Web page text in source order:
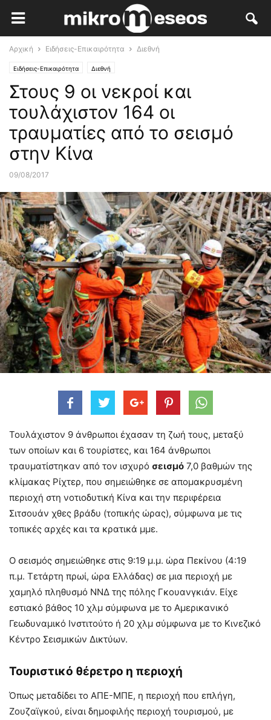
Αρχική Ειδήσεις-Επικαιρότητα Διεθνή
Ειδήσεις-Επικαιρότητα Διεθνή
Στους 9 οι νεκροί και
τουλάχιστον 164 οι
τραυματίες από το σεισμό
στην Κίνα
09/08/2017
Τουλάχιστον 9 άνθρωποι έχασαν τη ζωή τους, μεταξύ
των οποίων και 6 τουρίστες, και 164 άνθρωποι
τραυματίστηκαν από τον ισχυρό σεισμό 7,0 βαθμών της
κλίμακας Ρίχτερ, που σημειώθηκε σε απομακρυσμένη
περιοχή στη νοτιοδυτική Κίνα και την περιφέρεια
Σιτσουάν χθες βράδυ (τοπικής ώρας), σύμφωνα με τις
τοπικές αρχές και τα κρατικά μμε.
Ο σεισμός σημειώθηκε στις 9:19 μ.μ. ώρα Πεκίνου (4:19
π.μ. Τετάρτη πρωί, ώρα Ελλάδας) σε μια περιοχή με
χαμηλό πληθυσμό ΝΝΔ της πόλης Γκουανγκιάν. Είχε
εστιακό βάθος 10 χλμ σύμφωνα με το Αμερικανικό
Γεωδυναμικό Ινστιτούτο ή 20 χλμ σύμφωνα με το Κινεζικό
Κέντρο Σεισμικών Δικτύων.
Τουριστικό θέρετρο η περιοχή
Όπως μεταδίδει το ΑΠΕ-ΜΠΕ, η περιοχή που επλήγη,
Ζουζαϊγκού, είναι δημοφιλής περιοχή τουρισμού, με